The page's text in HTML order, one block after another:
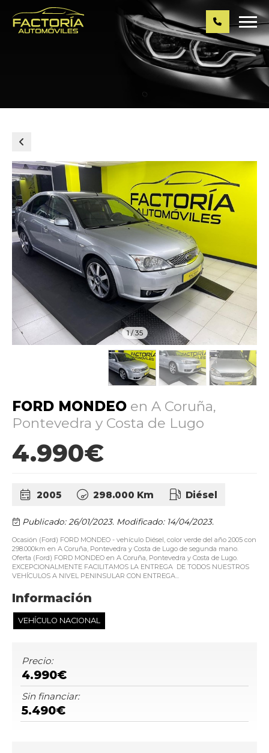
1/35
FORD MONDEO en A Coruña,
Pontevedra y Costa de Lugo
4.990€
2005 298.000 Km Diésel
Publicado: 26/01/2023. Modificado: 14/04/2023.
Ocasión (Ford) FORD MONDEO - vehículo Diésel, color verde del año 2005 con
298.000km en A Coruña, Pontevedra y Costa de Lugo de segunda mano.
Oferta (Ford) FORD MONDEO en A Coruña, Pontevedra y Costa de Lugo.
EXCEPCIONALMENTE FACILITAMOS LA ENTREGA DE TODOS NUESTROS
VEHÍCULOS A NIVEL PENINSULAR CON ENTREGA...
Información
VEHÍCULO NACIONAL
Precio:
4.990€
Sin financiar:
5.490€